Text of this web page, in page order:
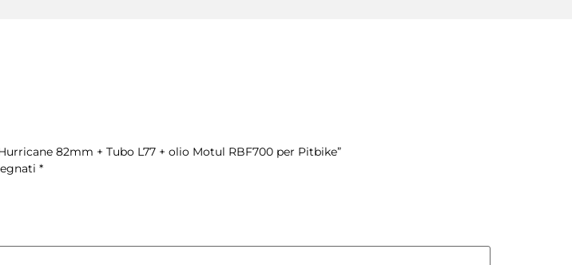
82mm + Tubo L77 + olio Motul RBF700 per Pitbike”
*